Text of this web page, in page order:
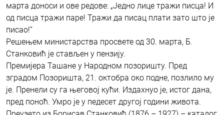
марта доноси и ове редове: „Једно лице тражи писца! И
од писца тражи паре! Тражи да писац плати зато што је
писао!“
Решењем министарства просвете од 30. марта, Б.
Станковић је стављен у пензију.
Премијера Ташане у Народном позоришту. Пред
зградом Позоришта, 21. октобра око подне, позлило му
је. Пренели су га његовој кући. Издахнуо је, истог дана,
пред поноћ. Умро је у педесет другој години живота.